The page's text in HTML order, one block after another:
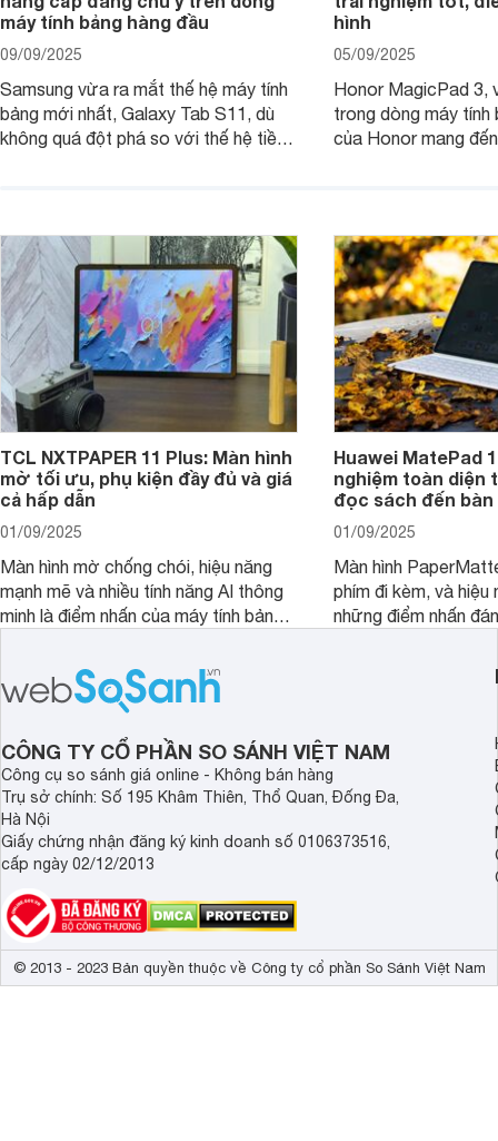
máy tính bảng hàng đầu
09/09/2025
Samsung vừa ra mắt thế hệ máy tính
bảng mới nhất, Galaxy Tab S11, dù
không quá đột phá so với thế hệ tiền
đến trải nghiệm người dùng liền mạch
và mượt mà hơn.
hình
05/09/2025
Honor MagicPad 3,
trong dòng máy tính
của Honor mang
để lại một điểm trừ
TCL NXTPAPER 11 Plus: Màn hình
mờ tối ưu, phụ kiện đầy đủ và giá
cả hấp dẫn
01/09/2025
Màn hình mờ chống chói, hiệu năng
mạnh mẽ và nhiều tính năng AI thông
minh là điểm nhấn của máy tính bảng
đáng chú ý trong phân khúc tầm
trung.
Huawei MatePad
nghiệm toàn diện
đọc sách đến
01/09/2025
Màn hình
phím đi kèm, và hiệu
những điểm nhấn
máy tính bảng
đọc sách và làm
CÔNG TY CỔ PHẦN SO SÁNH VIỆT NAM
Công cụ so sánh giá online - Không bán hàng
Trụ sở chính: Số 195 Khâm Thiên, Thổ Quan, Đống Đa,
Hà Nội
Giấy chứng nhận đăng ký kinh doanh số 0106373516,
cấp ngày 02/12/2013
© 2013 - 2023 Bản quyền thuộc về Công ty cổ phần So Sánh Việt Nam